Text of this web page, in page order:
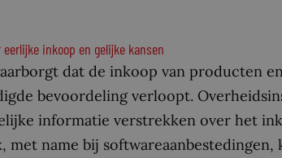
inkoop en gelijke kansen
dat de inkoop van producten
bevoordeling verloopt.
informatie verstrekken over het
met name bij